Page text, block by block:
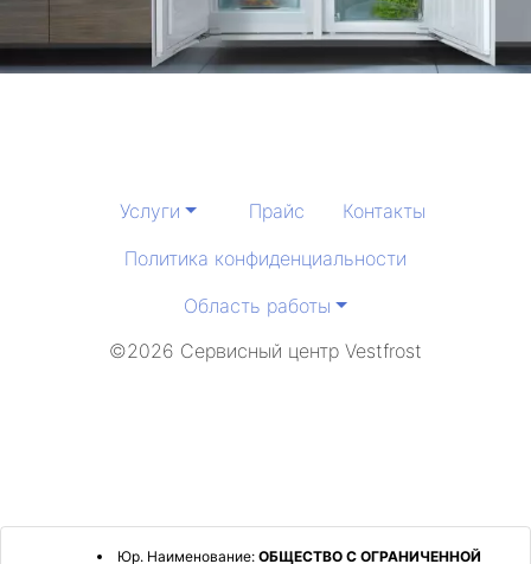
Услуги Прайс
Контакты
Политика конфиденциальности
Область работы
©2026 Сервисный центр Vestfrost
Юр. Наименование: ОБЩЕСТВО С ОГРАНИЧЕННОЙ